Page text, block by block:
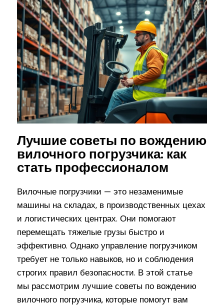
Лучшие советы по вождению
вилочного погрузчика: как
стать профессионалом
Вилочные погрузчики — это незаменимые
машины на складах, в производственных цехах
и логистических центрах. Они помогают
перемещать тяжелые грузы быстро и
эффективно. Однако управление погрузчиком
требует не только навыков, но и соблюдения
строгих правил безопасности. В этой статье
мы рассмотрим лучшие советы по вождению
вилочного погрузчика, которые помогут вам